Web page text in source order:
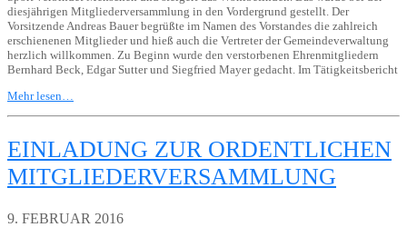
diesjährigen Mitgliederversammlung in den Vordergrund gestellt. Der
Vorsitzende Andreas Bauer begrüßte im Namen des Vorstandes die zahlreich
erschienenen Mitglieder und hieß auch die Vertreter der Gemeindeverwaltung
herzlich willkommen. Zu Beginn wurde den verstorbenen Ehrenmitgliedern
Bernhard Beck, Edgar Sutter und Siegfried Mayer gedacht. Im Tätigkeitsbericht
Mehr lesen…
EINLADUNG ZUR ORDENTLICHEN
MITGLIEDERVERSAMMLUNG
9. FEBRUAR 2016